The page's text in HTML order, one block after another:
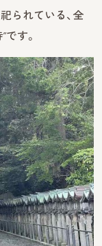
られている、全
す。